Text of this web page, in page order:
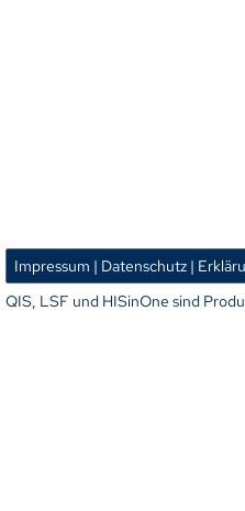
Impressum | Datenschutz |
QIS, LSF und HISinOne sind